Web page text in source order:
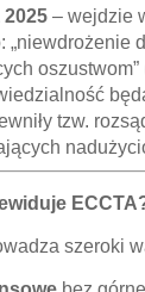
– wejdzie
„niewdrożenie
tzw.
szeroki